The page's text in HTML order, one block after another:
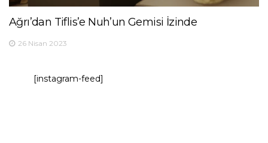
Ağrı’dan Tiflis’e Nuh’un Gemisi İzinde
26 Nisan 2023
[instagram-feed]